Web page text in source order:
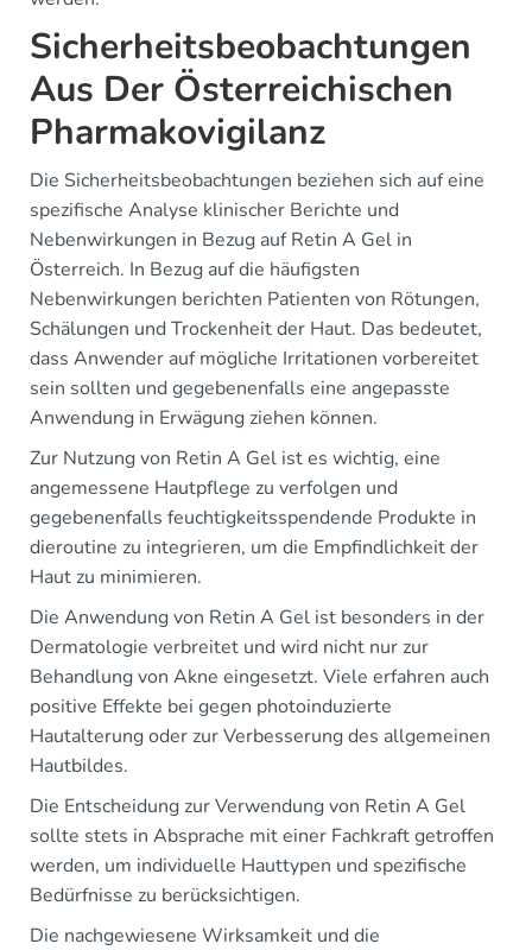
Sicherheitsbeobachtungen
Aus Der Österreichischen
Pharmakovigilanz
Die Sicherheitsbeobachtungen beziehen sich auf eine
spezifische Analyse klinischer Berichte und
Nebenwirkungen in Bezug auf Retin A Gel in
Österreich. In Bezug auf die häufigsten
Nebenwirkungen berichten Patienten von Rötungen,
Schälungen und Trockenheit der Haut. Das bedeutet,
dass Anwender auf mögliche Irritationen vorbereitet
sein sollten und gegebenenfalls eine angepasste
Anwendung in Erwägung ziehen können.
Zur Nutzung von Retin A Gel ist es wichtig, eine
angemessene Hautpflege zu verfolgen und
gegebenenfalls feuchtigkeitsspendende Produkte in
dieroutine zu integrieren, um die Empfindlichkeit der
Haut zu minimieren.
Die Anwendung von Retin A Gel ist besonders in der
Dermatologie verbreitet und wird nicht nur zur
Behandlung von Akne eingesetzt. Viele erfahren auch
positive Effekte bei gegen photoinduzierte
Hautalterung oder zur Verbesserung des allgemeinen
Hautbildes.
Die Entscheidung zur Verwendung von Retin A Gel
sollte stets in Absprache mit einer Fachkraft getroffen
werden, um individuelle Hauttypen und spezifische
Bedürfnisse zu berücksichtigen.
Die nachgewiesene Wirksamkeit und die